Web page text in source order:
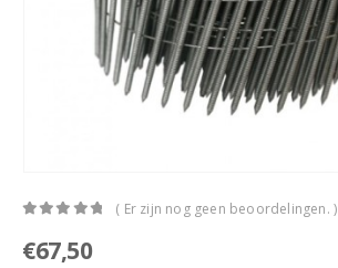
( Er zijn nog geen beoordelingen. )
€67,50